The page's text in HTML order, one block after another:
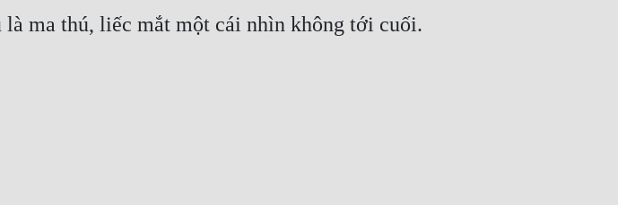
ma thú, liếc mắt một cái nhìn không tới cuối.